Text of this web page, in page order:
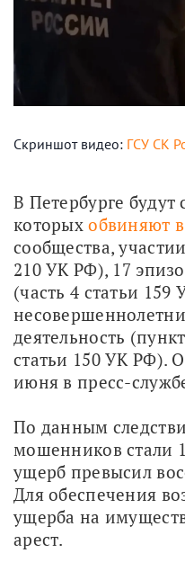
Скриншот видео: ГСУ СК
В Петербурге
которых обвиняют
сообщества,
210 УК РФ), 17
(часть 4 статьи
деятельность
статьи 150 УК РФ).
июня в пресс-
По данным
мошенников стали
ущерб превысил
Для обеспечения
ущерба на
арест.